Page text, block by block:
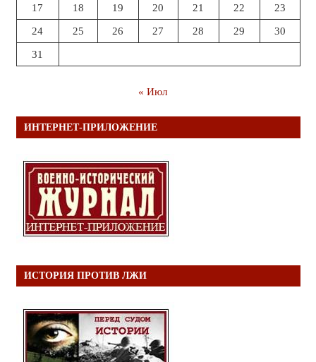
17 18 19 20 21 22 23
24 25 26 27 28 29 30
31
« Июл
ИНТЕРНЕТ-ПРИЛОЖЕНИЕ
ИСТОРИЯ ПРОТИВ ЛЖИ